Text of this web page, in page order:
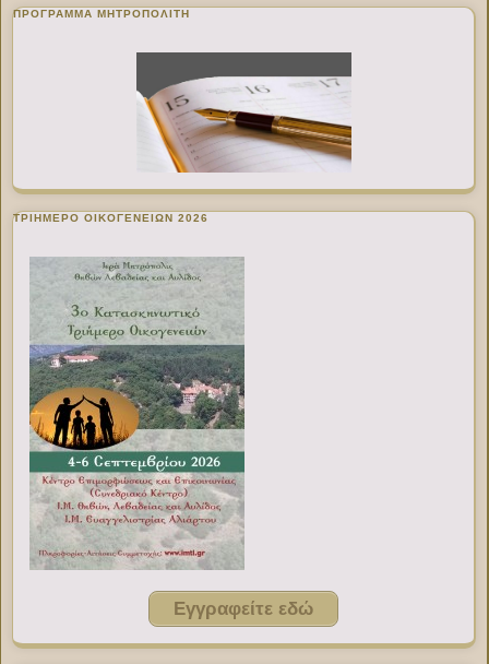
ΠΡΌΓΡΑΜΜΑ ΜΗΤΡΟΠΟΛΊΤΗ
ΤΡΙΗΜΕΡΟ ΟΙΚΟΓΕΝΕΙΩΝ 2026
Εγγραφείτε εδώ